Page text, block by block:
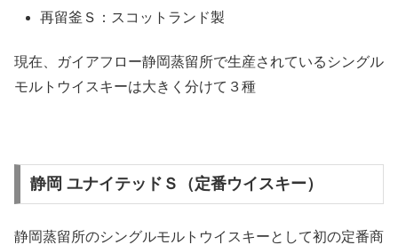
再留釜Ｓ：スコットランド製
現在、ガイアフロー静岡蒸留所で生産されているシングル
モルトウイスキーは大きく分けて３種
静岡 ユナイテッドＳ（定番ウイスキー）
静岡蒸留所のシングルモルトウイスキーとして初の定番商